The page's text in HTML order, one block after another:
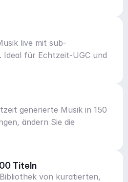
live mit sub-
Ideal für Echtzeit-UGC und
generierte Musik in 150
ändern Sie die
Titeln
von kuratierten,